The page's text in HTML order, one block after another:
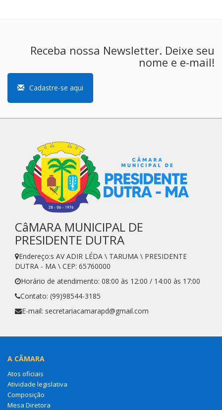
Receba nossa Newsletter. Deixe seu
nome e e-mail!
Cadastre-se aqui
CâMARA MUNICIPAL DE
PRESIDENTE DUTRA
Endereço:s AV ADIR LÉDA \ TARUMA \ PRESIDENTE
DUTRA - MA \ CEP: 65760000
Horário de atendimento: 08:00 às 12:00 / 14:00 às 17:00
Contato: (99)98544-3185
E-mail: secretariacamarapd@gmail.com
A CÂMARA
Atos oficiais
Atividade legislativa
Composição
Mesa Diretora